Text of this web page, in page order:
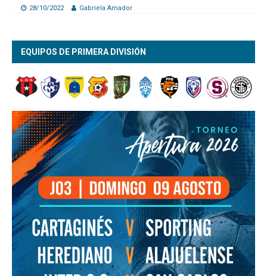
28/10/2022 Gabriela Amador
EQUIPOS DE PRIMERA DIVISIÓN